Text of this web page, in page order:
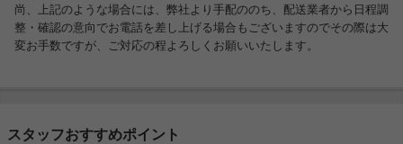
尚、上記のような場合には、弊社より手配ののち、配送業者から日程調
整・確認の意向でお電話を差し上げる場合もございますのでその際は大
変お手数ですが、ご対応の程よろしくお願いいたします。
スタッフおすすめポイント